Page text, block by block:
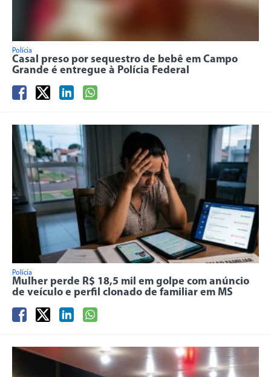
Polícia
Casal preso por sequestro de bebê em Campo
Grande é entregue à Polícia Federal
Polícia
Mulher perde R$ 18,5 mil em golpe com anúncio
de veículo e perfil clonado de familiar em MS